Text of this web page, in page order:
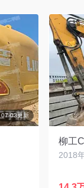
07-03更新
柳工
2018